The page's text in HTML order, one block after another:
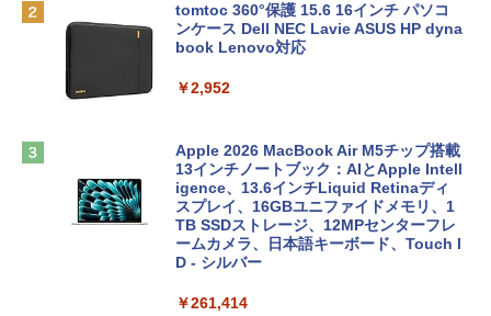
tomtoc 360°保護 15.6 16インチ パソコ
ンケース Dell NEC Lavie ASUS HP dyna
book Lenovo対応
￥2,952
Apple 2026 MacBook Air M5チップ搭載
13インチノートブック：AIとApple Intell
igence、13.6インチLiquid Retinaディ
スプレイ、16GBユニファイドメモリ、1
TB SSDストレージ、12MPセンターフレ
ームカメラ、日本語キーボード、Touch I
D - シルバー
￥261,414